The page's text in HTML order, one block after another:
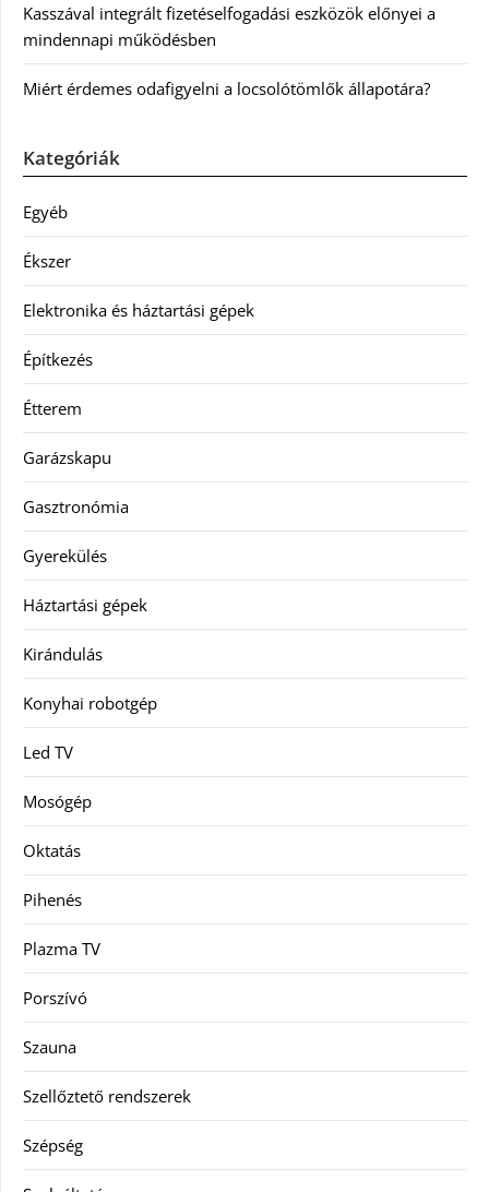
Kasszával integrált fizetéselfogadási eszközök előnyei a
mindennapi működésben
Miért érdemes odafigyelni a locsolótömlők állapotára?
Kategóriák
Egyéb
Ékszer
Elektronika és háztartási gépek
Építkezés
Étterem
Garázskapu
Gasztronómia
Gyerekülés
Háztartási gépek
Kirándulás
Konyhai robotgép
Led TV
Mosógép
Oktatás
Pihenés
Plazma TV
Porszívó
Szauna
Szellőztető rendszerek
Szépség